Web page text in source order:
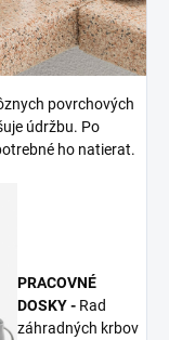
povrchových
údržbu. Po
ho natierat.
PRACOVNÉ
DOSKY - Rad
záhradných krbov